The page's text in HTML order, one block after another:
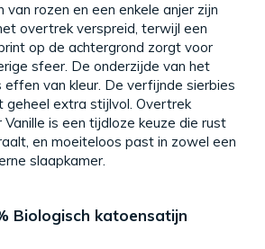
van rozen en een enkele anjer zijn
overtrek verspreid, terwijl een
op de achtergrond zorgt voor
sfeer. De onderzijde van het
van kleur. De verfijnde sierbies
geheel extra stijlvol. Overtrek
Vanille is een tijdloze keuze die rust
en moeiteloos past in zowel een
slaapkamer.
Biologisch katoensatijn